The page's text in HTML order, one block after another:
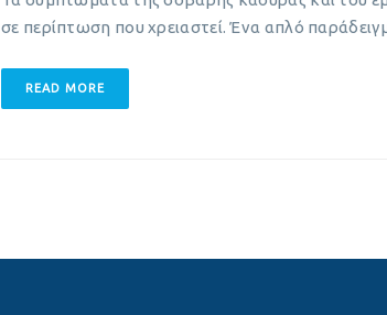
σε περίπτωση που χρειαστεί. Ένα απλό
READ MORE